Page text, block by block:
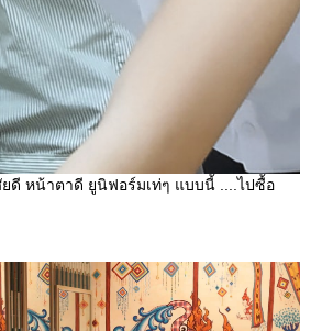
ยดี หน้าตาดี ยูนิฟอร์มเท่ๆ แบบนี้ ....ไปซื้อ